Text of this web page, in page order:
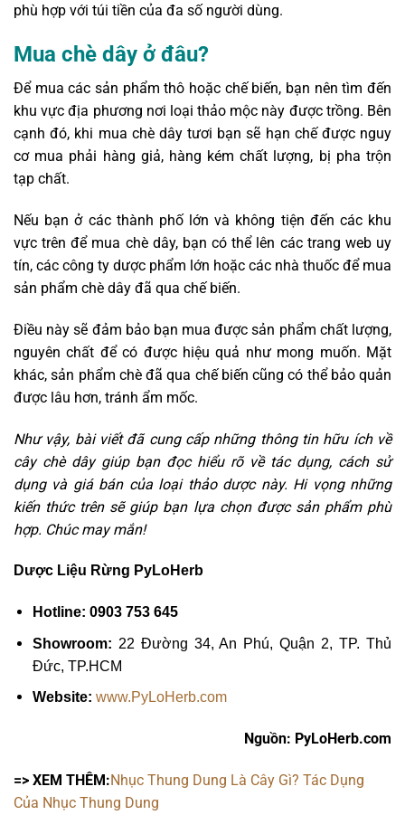
phù hợp với túi tiền của đa số người dùng.
Mua chè dây ở đâu?
Để mua các sản phẩm thô hoặc chế biến, bạn nên tìm đến
khu vực địa phương nơi loại thảo mộc này được trồng. Bên
cạnh đó, khi mua chè dây tươi bạn sẽ hạn chế được nguy
cơ mua phải hàng giả, hàng kém chất lượng, bị pha trộn
tạp chất.
Nếu bạn ở các thành phố lớn và không tiện đến các khu
vực trên để mua chè dây, bạn có thể lên các trang web uy
tín, các công ty dược phẩm lớn hoặc các nhà thuốc để mua
sản phẩm chè dây đã qua chế biến.
Điều này sẽ đảm bảo bạn mua được sản phẩm chất lượng,
nguyên chất để có được hiệu quả như mong muốn. Mặt
khác, sản phẩm chè đã qua chế biến cũng có thể bảo quản
được lâu hơn, tránh ẩm mốc.
Như vậy, bài viết đã cung cấp những thông tin hữu ích về
cây chè dây giúp bạn đọc hiểu rõ về tác dụng, cách sử
dụng và giá bán của loại thảo dược này. Hi vọng những
kiến ​​thức trên sẽ giúp bạn lựa chọn được sản phẩm phù
hợp. Chúc may mắn!
Dược Liệu Rừng PyLoHerb
Hotline: 0903 753 645
Showroom: 22 Đường 34, An Phú, Quận 2, TP. Thủ
Đức, TP.HCM
Website: www.PyLoHerb.com
Nguồn: PyLoHerb.com
=> XEM THÊM:Nhục Thung Dung Là Cây Gì? Tác Dụng
Của Nhục Thung Dung